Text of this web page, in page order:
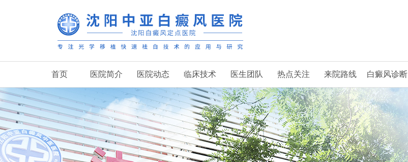
首页 医院简介 医院动态 临床技术 医生团队 热点关注 来院路线 白癜风诊断